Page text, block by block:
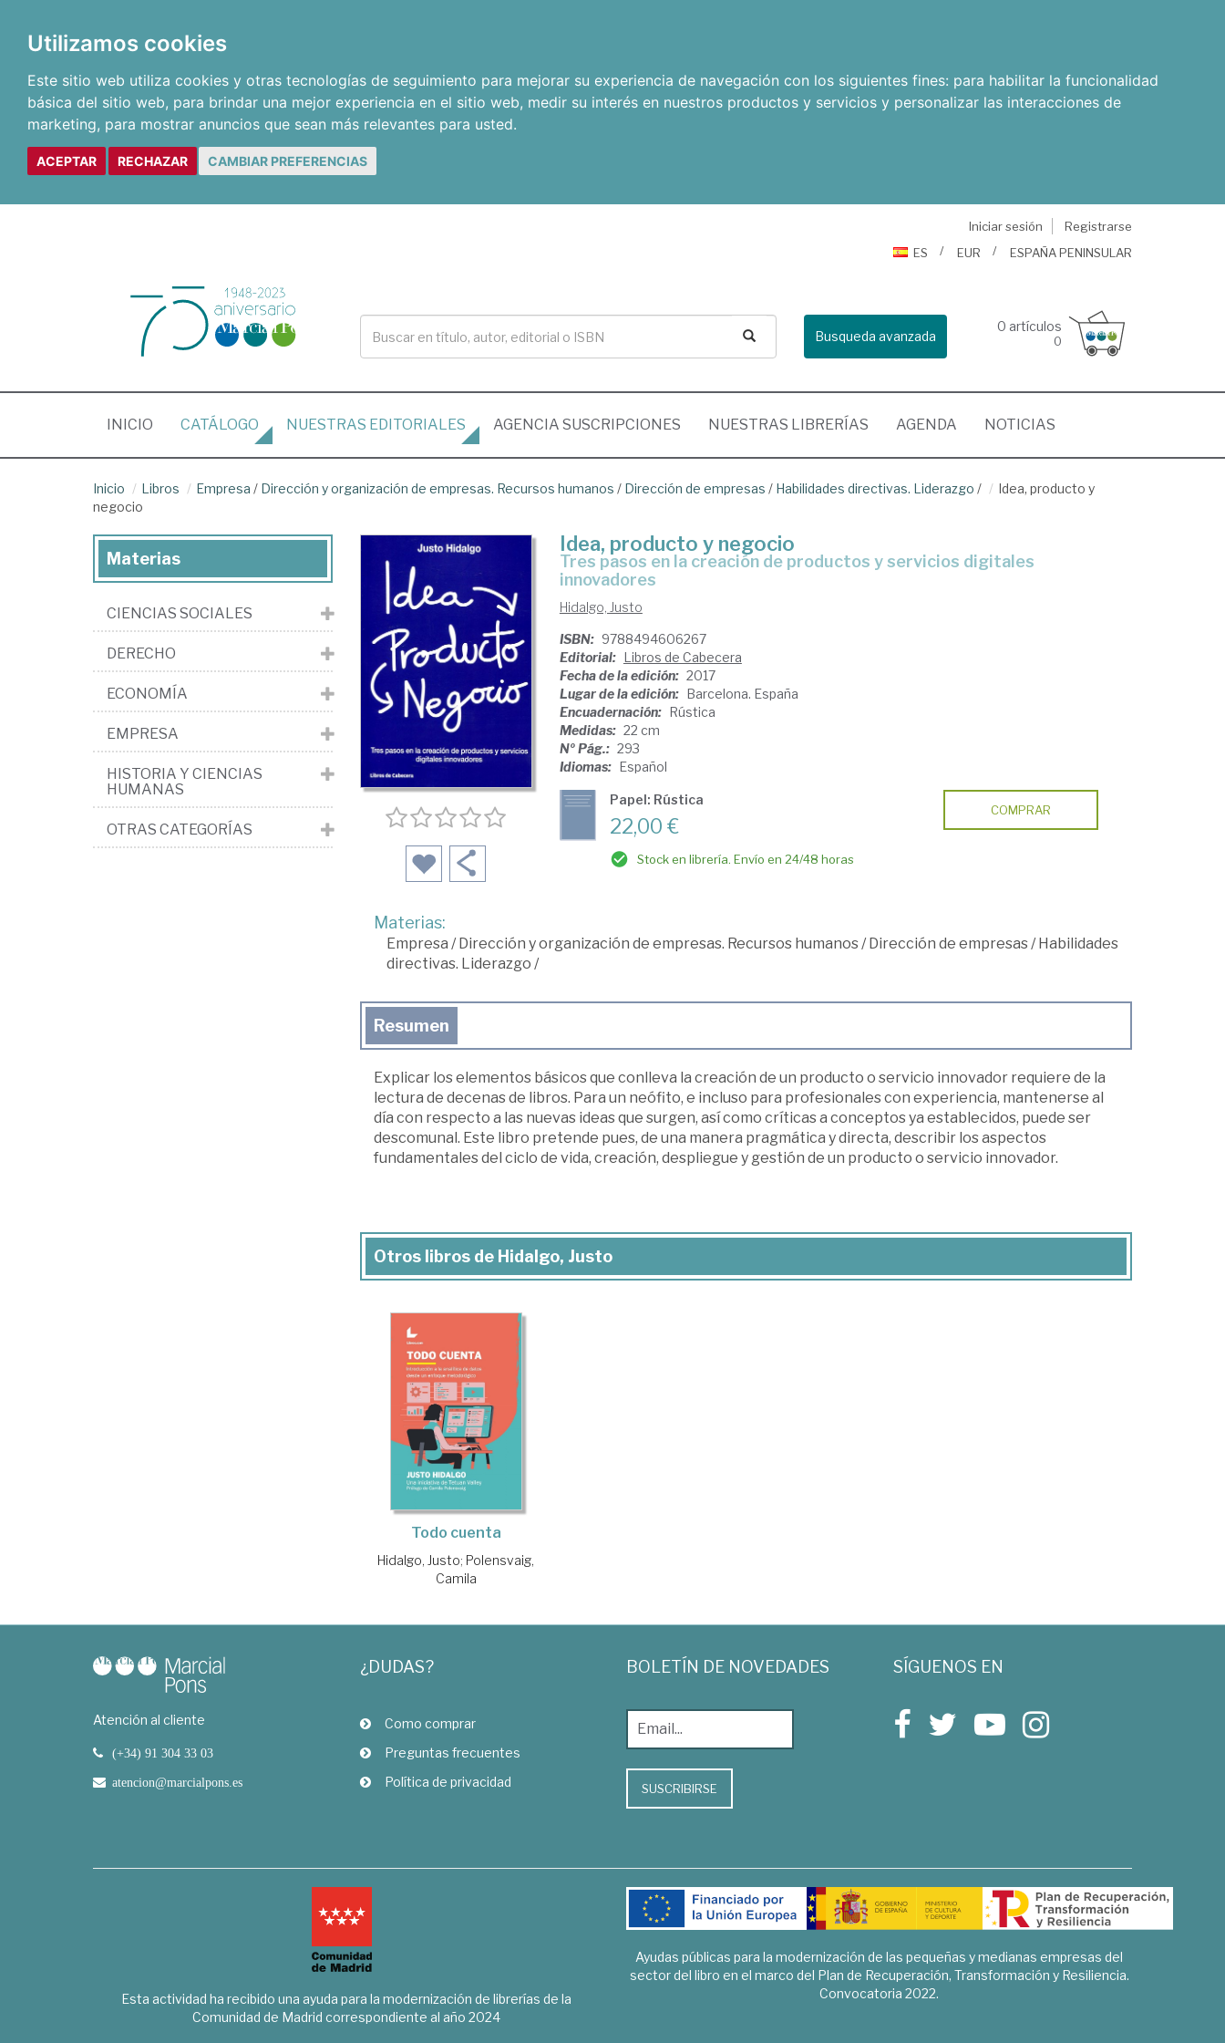
Utilizamos cookies
Este sitio web utiliza cookies y otras tecnologías de seguimiento para mejorar su experiencia de navegación con los siguientes fines: para habilitar la funcionalidad
básica del sitio web, para brindar una mejor experiencia en el sitio web, medir su interés en nuestros productos y servicios y personalizar las interacciones de
marketing, para mostrar anuncios que sean más relevantes para usted.
ACEPTAR RECHAZAR CAMBIAR PREFERENCIAS
Iniciar sesión
Registrarse
ES
EUR ESPAÑA PENINSULAR
Busqueda avanzada
0 artículos
0
INICIO (CURRENT)
CATÁLOGO NUESTRAS EDITORIALES AGENCIA SUSCRIPCIONES NUESTRAS LIBRERÍAS AGENDA NOTICIAS
Inicio Libros Empresa / Dirección y organización de empresas. Recursos humanos / Dirección de empresas / Habilidades directivas. Liderazgo /
Idea, producto y
negocio
Idea, producto y negocio
tres pasos en la creación de productos y servicios digitales
innovadores
Hidalgo, Justo
ISBN: 9788494606267
Editorial: Libros de Cabecera
Fecha de la edición: 2017
Lugar de la edición: Barcelona. España
Encuadernación: Rústica
Medidas: 22 cm
Nº Pág.: 293
Idiomas: Español
Papel: Rústica
22,00 €
Stock en librería. Envío en 24/48 horas
COMPRAR
Materias:
Empresa /Dirección y organización de empresas. Recursos humanos/Dirección de empresas/Habilidades
directivas. Liderazgo /
Resumen
Explicar los elementos básicos que conlleva la creación de un producto o servicio innovador requiere de la
lectura de decenas de libros. Para un neófito, e incluso para profesionales con experiencia, mantenerse al
día con respecto a las nuevas ideas que surgen, así como críticas a conceptos ya establecidos, puede ser
descomunal. Este libro pretende pues, de una manera pragmática y directa, describir los aspectos
fundamentales del ciclo de vida, creación, despliegue y gestión de un producto o servicio innovador.
Otros libros de Hidalgo, Justo
Todo cuenta
Hidalgo, Justo; Polensvaig,
Camila
Materias
CIENCIAS SOCIALES
DERECHO
ECONOMÍA
EMPRESA
HISTORIA Y CIENCIAS
HUMANAS
OTRAS CATEGORÍAS
Atención al cliente
(+34) 91 304 33 03
atencion@marcialpons.es
¿DUDAS?
Como comprar
Preguntas frecuentes
Política de privacidad
BOLETÍN DE NOVEDADES
SUSCRIBIRSE
SÍGUENOS EN
Esta actividad ha recibido una ayuda para la modernización de librerías de la
Comunidad de Madrid correspondiente al año 2024
Ayudas públicas para la modernización de las pequeñas y medianas empresas del
sector del libro en el marco del Plan de Recuperación, Transformación y Resiliencia.
Convocatoria 2022.